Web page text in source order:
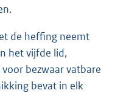
de heffing neemt
het vijfde lid,
bezwaar vatbare
bevat in elk